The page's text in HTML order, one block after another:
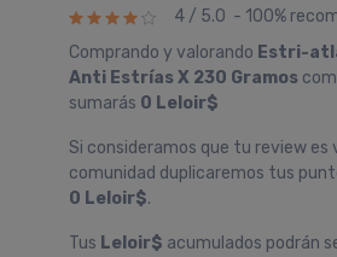
4 / 5.0 - 100%
Comprando y valorando Estri-
Anti Estrí­as X 230 Gramos
sumarás 0 Leloir$
Si consideramos que tu review es
comunidad duplicaremos tus
0 Leloir$.
Tus Leloir$ acumulados podrán